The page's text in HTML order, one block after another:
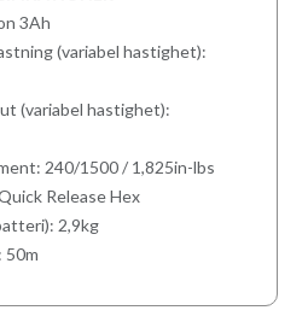
3Ah
(variabel hastighet):
(variabel hastighet):
240/1500 / 1,825in-lbs
Release Hex
2,9kg
50m